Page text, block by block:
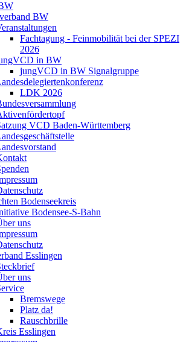
BW
Fachtagung - Feinmobilität bei der SPEZI
2026
in BW
jungVCD in BW Signalgruppe
LDK 2026
VCD Baden-Württemberg
Bodenseekreis
Bodensee-S-Bahn
uns
Esslingen
uns
Bremswege
Platz da!
Rauschbrille
Esslingen